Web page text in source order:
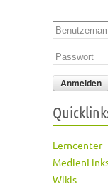
Passwort
Lerncenter
Wikis